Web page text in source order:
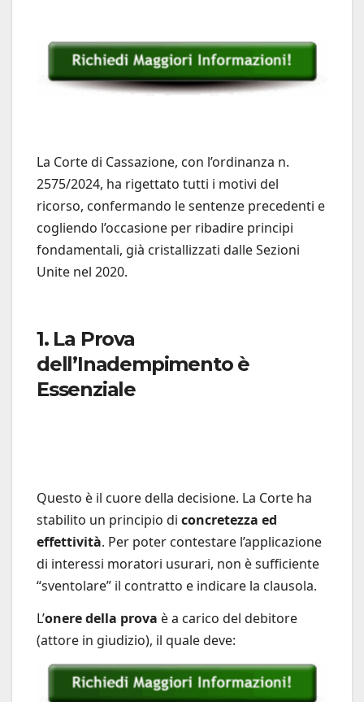
La Corte di Cassazione, con l’ordinanza n.
2575/2024, ha rigettato tutti i motivi del
ricorso, confermando le sentenze precedenti e
cogliendo l’occasione per ribadire principi
fondamentali, già cristallizzati dalle Sezioni
Unite nel 2020.
1. La Prova
dell’Inadempimento è
Essenziale
Questo è il cuore della decisione. La Corte ha
stabilito un principio di concretezza ed
effettività. Per poter contestare l’applicazione
di interessi moratori usurari, non è sufficiente
“sventolare” il contratto e indicare la clausola.
L’onere della prova è a carico del debitore
(attore in giudizio), il quale deve: